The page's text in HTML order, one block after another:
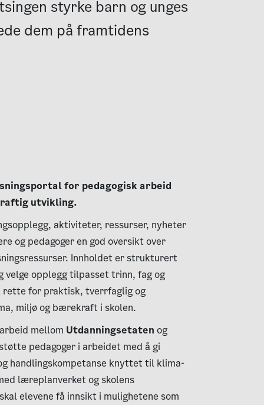
styrke barn og unges
dem på framtidens
for pedagogisk arbeid
utvikling.
aktiviteter, ressurser, nyheter
og pedagoger en god oversikt over
Innholdet er strukturert
velge opplegg tilpasset trinn, fag og
rette for praktisk, tverrfaglig og
miljø og bærekraft i skolen.
mellom Utdanningsetaten og
pedagoger i arbeidet med å gi
handlingskompetanse knyttet til klima-
læreplanverket og skolens
elevene få innsikt i mulighetene som